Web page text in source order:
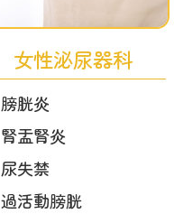
女性泌尿器科
膀胱炎
腎盂腎炎
尿失禁
過活動膀胱